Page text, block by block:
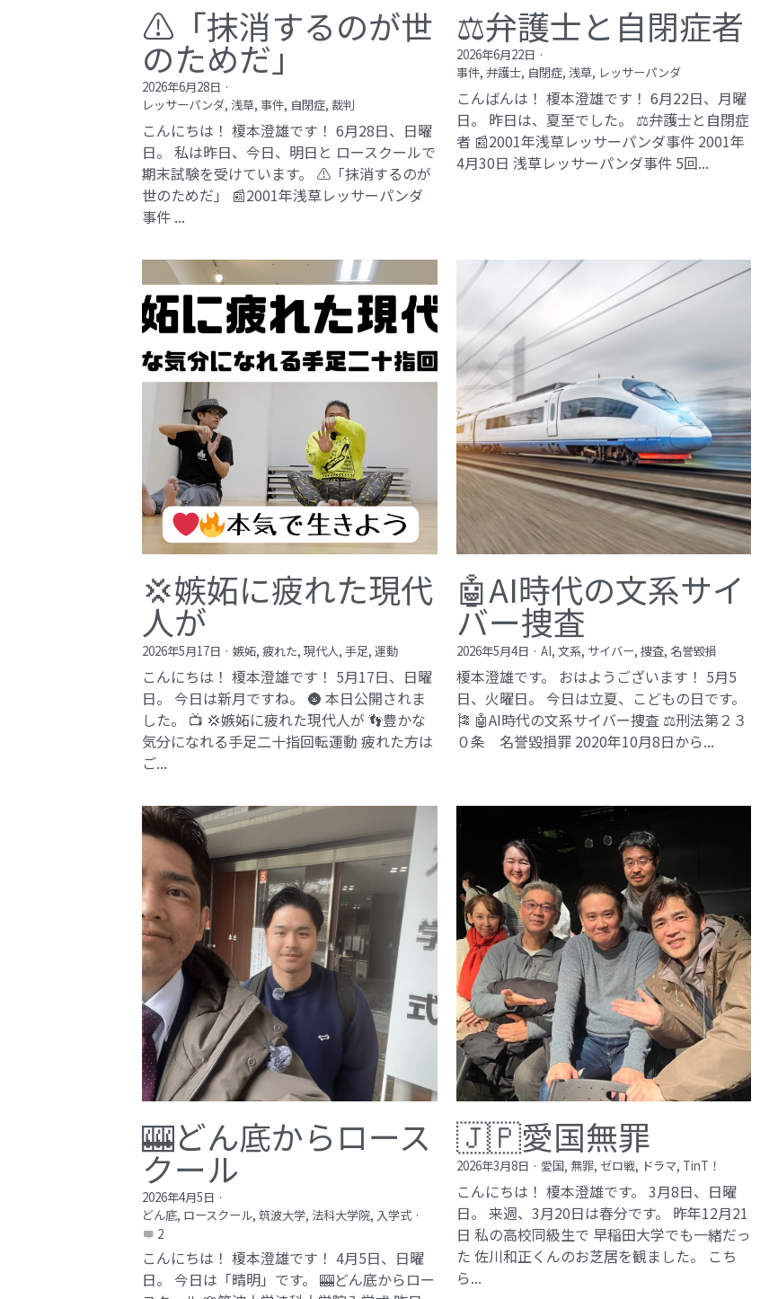
⚠️「抹消するのが世
のためだ」​
2026年6月28日 ·
レッサーパンダ, 浅草, 事件, 自閉症, 裁判
こんにちは！ 榎本澄雄です！ 6月28日、日曜
日。 私は昨日、今日、明日と ロースクールで
期末試験を受けています。 ⚠️「抹消するのが
世のためだ」 📰2001年浅草レッサーパンダ
事件​ ...
⚖️弁護士と自閉症者
2026年6月22日 ·
事件, 弁護士, 自閉症, 浅草, レッサーパンダ
こんばんは！ 榎本澄雄です！ 6月22日、月曜
日。 昨日は、夏至でした。 ⚖️弁護士と自閉症
者 📰2001年浅草レッサーパンダ事件​ 2001年
4月30日 浅草レッサーパンダ事件 5回...
💢嫉妬に疲れた現代
人が
2026年5月17日 ·嫉妬, 疲れた, 現代人, 手足, 運動
こんにちは！ 榎本澄雄です！ 5月17日、日曜
日。 今日は新月ですね。 🌚 本日公開されま
した。 📺 💢嫉妬に疲れた現代人が 👣豊かな
気分になれる手足二十指回転運動 疲れた方は
ご...
🤖AI時代の文系サイ
バー捜査
2026年5月4日 · AI, 文系, サイバー, 捜査, 名誉毀損
榎本澄雄です。 おはようございます！ 5月5
日、火曜日。 今日は立夏、こどもの日です。
🎏 🤖AI時代の文系サイバー捜査 ⚖️刑法第２３
０条 名誉毀損罪​ 2020年10月8日から...
🎰どん底からロース
クール
2026年4月5日 ·
どん底, ロースクール, 筑波大学, 法科大学院, 入学式 ·
2
こんにちは！ 榎本澄雄です！ 4月5日、日曜
日。 今日は「晴明」です。 🎰どん底からロー
🇯🇵愛国無罪
2026年3月8日 · 愛国, 無罪, ゼロ戦, ドラマ, TinT！
こんにちは！ 榎本澄雄です。 3月8日、日曜
日。 来週、3月20日は春分です。 昨年12月21
日 私の高校同級生で 早稲田大学でも一緒だっ
た 佐川和正くんのお芝居を観ました。 こち
ら...